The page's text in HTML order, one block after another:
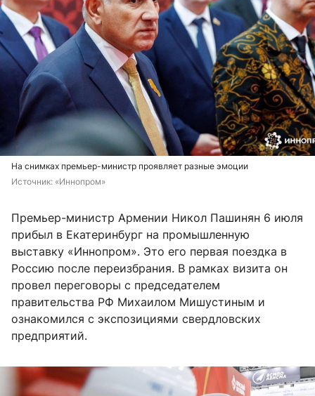
На снимках премьер-министр проявляет разные эмоции
Источник: «Иннопром»
Премьер-министр Армении Никол Пашинян 6 июля
прибыл в Екатеринбург на промышленную
выставку «Иннопром». Это его первая поездка в
Россию после переизбрания. В рамках визита он
провел переговоры с председателем
правительства РФ Михаилом Мишустиным и
ознакомился с экспозициями свердловских
предприятий.